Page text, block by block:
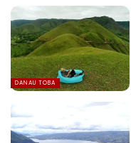
DANAU TOBA